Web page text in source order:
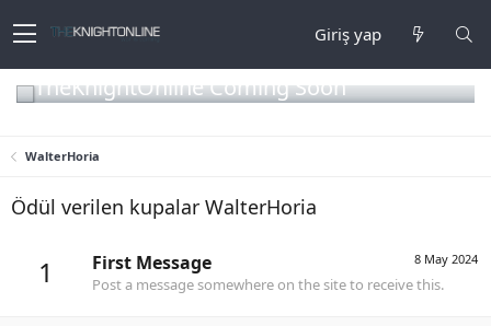
Giriş yap
TheKnightOnline Coming Soon
WalterHoria
Ödül verilen kupalar WalterHoria
1 8 May 2024
First Message
Post a message somewhere on the site to receive this.